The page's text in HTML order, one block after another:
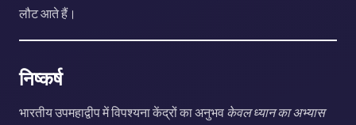
लौट आते हैं।
निष्कर्ष
भारतीय उपमहाद्वीप में विपश्यना केंद्रों का अनुभव केवल ध्यान का अभ्यास